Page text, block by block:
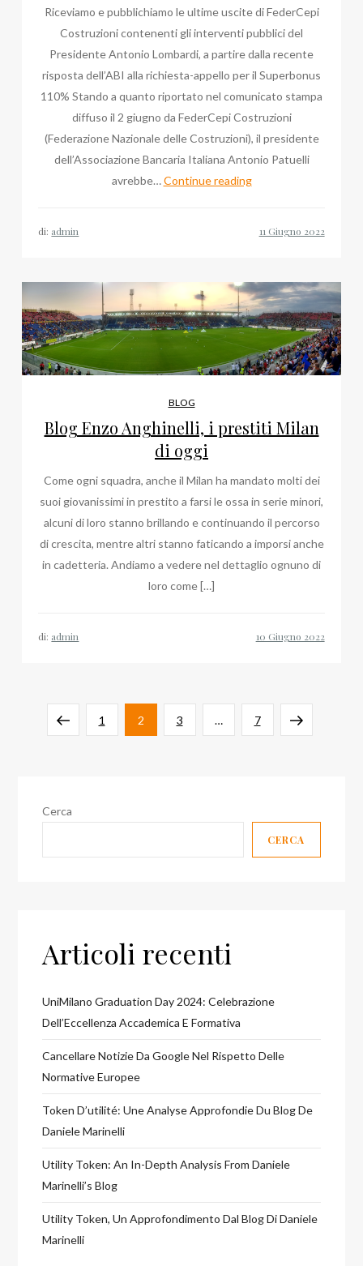
professore
Riceviamo e pubblichiamo le ultime uscite di FederCepi
Costruzioni contenenti gli interventi pubblici del
Presidente Antonio Lombardi, a partire dalla recente
risposta dell’ABI alla richiesta-appello per il Superbonus
110% Stando a quanto riportato nel comunicato stampa
diffuso il 2 giugno da FederCepi Costruzioni
(Federazione Nazionale delle Costruzioni), il presidente
dell’Associazione Bancaria Italiana Antonio Patuelli
avrebbe…Continue readingEdilizia
Federcepi
Costruzioni
di: admin
BLOG
Blog Enzo Anghinelli, i prestiti Milan
di oggi
Come ogni squadra, anche il Milan ha mandato molti dei
suoi giovanissimi in prestito a farsi le ossa in serie minori,
alcuni di loro stanno brillando e continuando il percorso
di crescita, mentre altri stanno faticando a imporsi anche
in cadetteria. Andiamo a vedere nel dettaglio ognuno di
loro come […]
di: admin
Paginazione
articoli
PaginaPagina
1 Pagina
2 Pagina
3 … Pagina
7 Pagina
Cerca
CERCA
Articoli recenti
UniMilano Graduation Day 2024: Celebrazione
Dell’Eccellenza Accademica E Formativa
Cancellare Notizie Da Google Nel Rispetto Delle
Normative Europee
Token D’utilité: Une Analyse Approfondie Du Blog De
Daniele Marinelli
Utility Token: An In-Depth Analysis From Daniele
Marinelli’s Blog
Utility Token, Un Approfondimento Dal Blog Di Daniele
Marinelli